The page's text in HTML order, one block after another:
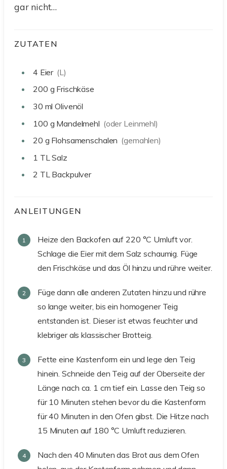
gar nicht…
ZUTATEN
4 Eier (L)
200 g Frischkäse
30 ml Olivenöl
100 g Mandelmehl (oder Leinmehl)
20 g Flohsamenschalen (gemahlen)
1 TL Salz
2 TL Backpulver
ANLEITUNGEN
Heize den Backofen auf 220 °C Umluft vor.
Schlage die Eier mit dem Salz schaumig. Füge
den Frischkäse und das Öl hinzu und rühre weiter.
Füge dann alle anderen Zutaten hinzu und rühre
so lange weiter, bis ein homogener Teig
entstanden ist. Dieser ist etwas feuchter und
klebriger als klassischer Brotteig.
Fette eine Kastenform ein und lege den Teig
hinein. Schneide den Teig auf der Oberseite der
Länge nach ca. 1 cm tief ein. Lasse den Teig so
für 10 Minuten stehen bevor du die Kastenform
für 40 Minuten in den Ofen gibst. Die Hitze nach
15 Minuten auf 180 °C Umluft reduzieren.
Nach den 40 Minuten das Brot aus dem Ofen